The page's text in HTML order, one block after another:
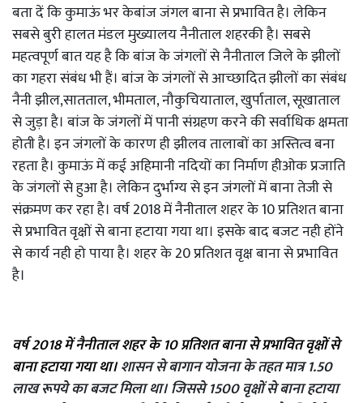
बता दें कि कुमाऊं भर केबांज जंगल बाना से प्रभावित है। लेकिन
सबसे बुरी हालत मंडल मुख्यालय नैनीताल शहरकी है। सबसे
महत्वपूर्ण बात यह है कि बांज के जंगलों से नैनीताल जिले के झीलों
का गहरा संबंध भी हैं। बांज के जंगलों से आच्छादित झीलों का संबंध
नैनी झील,सातताल, भीमताल, नौकुचियाताल, खुर्पाताल, सूखाताल
से जुड़ा है। बांज के जंगलों में पानी संग्रहण करने की सर्वाधिक क्षमता
होती है। इन जंगलों के कारण ही झीलव तालाबों का अस्तित्व बना
रहता है। कुमाऊं में कई अहिमानी नदियों का निर्माण हीओक प्रजाति
के जंगलों से हुआ है। लेकिन दुर्भाग्य से इन जंगलों में बाना तेजी से
संक्रमण कर रहा है। वर्ष 2018 में नैनीताल शहर के 10 प्रतिशत बाना
से प्रभावित वृक्षों से बाना हटाया गया था। इसके बाद बजट नही होंने
से कार्य नही हो पाया है। शहर के 20 प्रतिशत वृक्ष बाना से प्रभावित
है।
वर्ष 2018 में नैनीताल शहर के 10 प्रतिशत बाना से प्रभावित वृक्षों से
बाना हटाया गया था।शासन से बागान योजना के तहत मात्र 1.50
लाख रूपये का बजट मिला था। जिससे 1500 वृक्षों से बाना हटाया